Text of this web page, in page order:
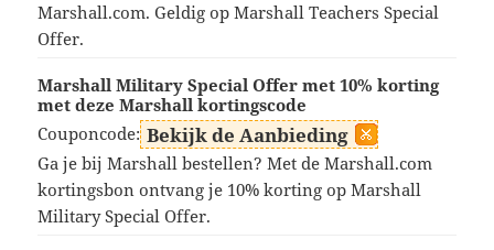
Marshall.com. Geldig op Marshall Teachers Special
Offer.
Marshall Military Special Offer met 10% korting
met deze Marshall kortingscode
Couponcode: Bekijk de Aanbieding
Ga je bij Marshall bestellen? Met de Marshall.com
kortingsbon ontvang je 10% korting op Marshall
Military Special Offer.